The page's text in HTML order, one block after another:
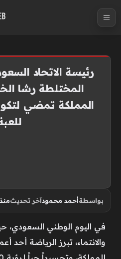
رئيسة الاتحاد
المختلطة رشا
المملكة تمضي
بواسطةأحمد محمودآخر تحديثمنذ 3 أشهر
في اليوم الوطني السعودي،
والانتماء، تبرز الرياضة أحد